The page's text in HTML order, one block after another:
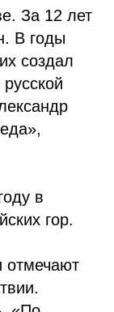
За 12 лет
В годы
создал
в
гор.
отмечают